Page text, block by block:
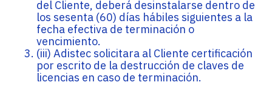
del Cliente, deberá desinstalarse dentro de
los sesenta (60) días hábiles siguientes a la
fecha efectiva de terminación o
vencimiento.
(iii) Adistec solicitara al Cliente certificación
por escrito de la destrucción de claves de
licencias en caso de terminación.